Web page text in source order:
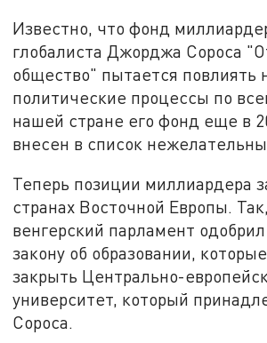
Известно, что фонд
глобалиста Джорджа Сороса
общество" пытается повлиять
политические процессы по
нашей стране его фонд еще в
внесен в список
Теперь позиции миллиардера
странах Восточной Европы.
венгерский парламент
закону об образовании,
закрыть Центрально-
университет, который
Сороса.